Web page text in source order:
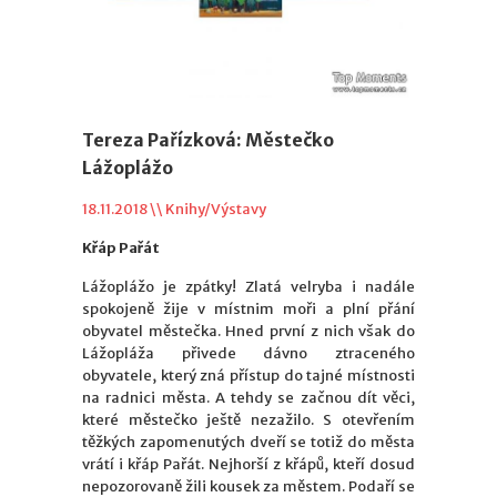
Tereza Pařízková: Městečko
Lážoplážo
18.11.2018 \\ Knihy/Výstavy
Křáp Pařát
Lážoplážo je zpátky! Zlatá velryba i nadále
spokojeně žije v místnim moři a plní přání
obyvatel městečka. Hned první z nich však do
Lážopláža přivede dávno ztraceného
obyvatele, který zná přístup do tajné místnosti
na radnici města. A tehdy se začnou dít věci,
které městečko ještě nezažilo. S otevřením
těžkých zapomenutých dveří se totiž do města
vrátí i křáp Pařát. Nejhorší z křápů, kteří dosud
nepozorovaně žili kousek za městem. Podaří se